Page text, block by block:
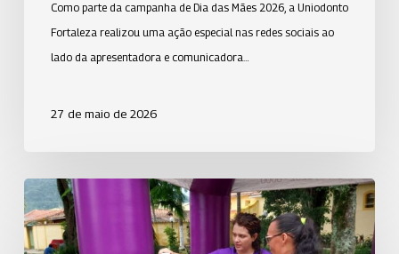
credibilidade
cearense
das
Mães
Como parte da campanha de Dia das Mães 2026, a Uniodonto
Fortaleza realizou uma ação especial nas redes sociais ao
lado da apresentadora e comunicadora…
27 de maio de 2026
Uniodonto
de
São